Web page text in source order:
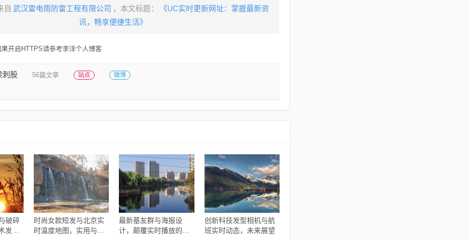
自 武汉雷电雨防雷工程有限公司 ，本文标题：
《UC实时更新网址：掌握最新资
讯，畅享便捷生活》
开启HTTPS请参考李洋个人博客
刺股 56篇文章 站点 微博
破碎
发展
时尚女款短发与北京实
时温度地图，实用与潮
最新基友群与海报设
计，颠覆实时播放的创
创新科技发型相机与航
班实时动态，未来展望